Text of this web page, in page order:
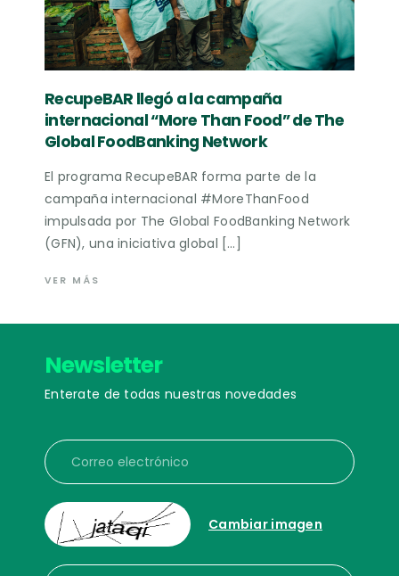
RecupeBAR llegó a la campaña
internacional “More Than Food” de The
Global FoodBanking Network
El programa RecupeBAR forma parte de la
campaña internacional #MoreThanFood
impulsada por The Global FoodBanking Network
(GFN), una iniciativa global […]
VER MÁS
Newsletter
Enterate de todas nuestras novedades
Correo electrónico
Cambiar imagen